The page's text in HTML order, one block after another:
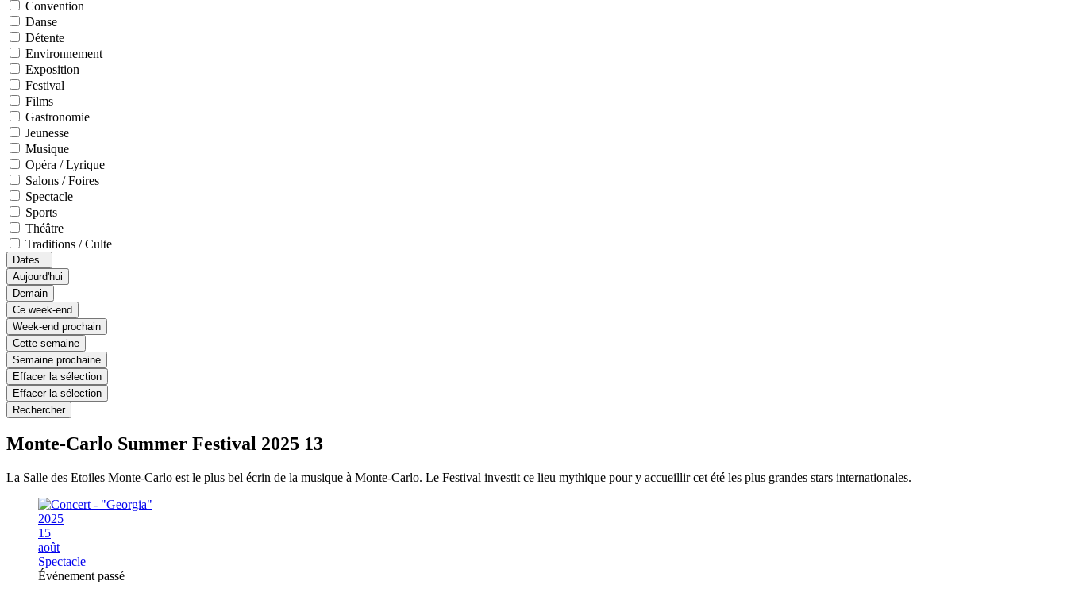
Convention
Danse
Détente
Environnement
Exposition
Festival
Films
Gastronomie
Jeunesse
Musique
Opéra / Lyrique
Salons / Foires
Spectacle
Sports
Théâtre
Traditions / Culte
Dates
Aujourd'hui
Demain
Ce week-end
Week-end prochain
Cette semaine
Semaine prochaine
Effacer la sélection
Effacer la sélection
Rechercher
Monte-Carlo Summer Festival 2025 13
La Salle des Etoiles Monte-Carlo est le plus bel écrin de la musique à Monte-Carlo. Le Festival investit ce lieu mythique pour y accueillir cet été les plus grandes stars internationales.
2025
15
août
Spectacle
Événement passé